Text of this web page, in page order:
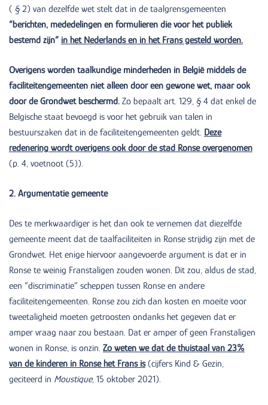
( § 2) van dezelfde wet stelt dat in de taalgrensgemeenten
“berichten, mededelingen en formulieren die voor het publiek
bestemd zijn” in het Nederlands en in het Frans gesteld worden.
Overigens worden taalkundige minderheden in België middels de
faciliteitengemeenten niet alleen door een gewone wet, maar ook
door de Grondwet beschermd. Zo bepaalt art. 129, § 4 dat enkel de
Belgische staat bevoegd is voor het gebruik van talen in
bestuurszaken dat in de faciliteitengemeenten geldt. Deze
redenering wordt overigens ook door de stad Ronse overgenomen
(p. 4, voetnoot (5)).
2. Argumentatie gemeente
Des te merkwaardiger is het dan ook te vernemen dat diezelfde
gemeente meent dat de taalfaciliteiten in Ronse strijdig zijn met de
Grondwet. Het enige hiervoor aangevoerde argument is dat er in
Ronse te weinig Franstaligen zouden wonen. Dit zou, aldus de stad,
een “discriminatie” scheppen tussen Ronse en andere
faciliteitengemeenten. Ronse zou zich dan kosten en moeite voor
tweetaligheid moeten getroosten ondanks het gegeven dat er
amper vraag naar zou bestaan. Dat er amper of geen Franstaligen
wonen in Ronse, is onzin. Zo weten we dat de thuistaal van 23%
van de kinderen in Ronse het Frans is(cijfers Kind & Gezin,
geciteerd in Moustique, 15 oktober 2021).